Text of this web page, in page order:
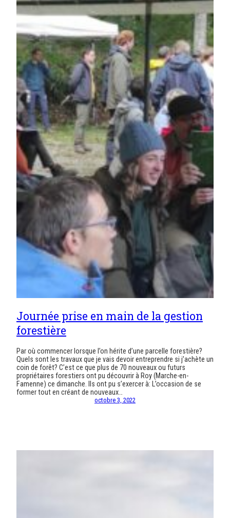
Journée prise en main de la gestion
forestière
Par où commencer lorsque l’on hérite d’une parcelle forestière?
Quels sont les travaux que je vais devoir entreprendre si j’achète un
coin de forêt? C’est ce que plus de 70 nouveaux ou futurs
propriétaires forestiers ont pu découvrir à Roy (Marche-en-
Famenne) ce dimanche. Ils ont pu s’exercer à: L’occasion de se
former tout en créant de nouveaux…
octobre 3, 2022